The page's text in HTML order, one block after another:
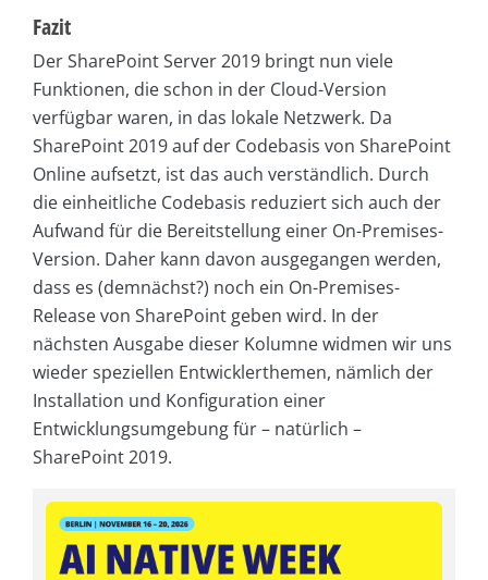
Fazit
Der SharePoint Server 2019 bringt nun viele
Funktionen, die schon in der Cloud-Version
verfügbar waren, in das lokale Netzwerk. Da
SharePoint 2019 auf der Codebasis von SharePoint
Online aufsetzt, ist das auch verständlich. Durch
die einheitliche Codebasis reduziert sich auch der
Aufwand für die Bereitstellung einer On-Premises-
Version. Daher kann davon ausgegangen werden,
dass es (demnächst?) noch ein On-Premises-
Release von SharePoint geben wird. In der
nächsten Ausgabe dieser Kolumne widmen wir uns
wieder speziellen Entwicklerthemen, nämlich der
Installation und Konfiguration einer
Entwicklungsumgebung für – natürlich –
SharePoint 2019.